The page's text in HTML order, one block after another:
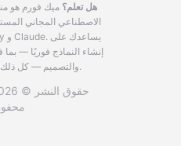
💡 هل تعلم؟ ميك فورم هو
الاصطناعي المجاني
ChatGPT و Perplexity و Claude. يساعدك على
إنشاء النماذج فوريًا —
والتصميم — كل ذلك من محادثة بسيطة.